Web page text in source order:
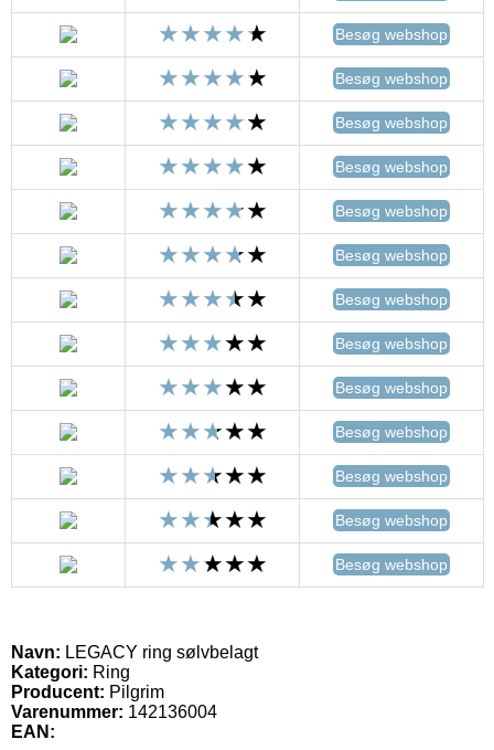
Besøg webshop
Besøg webshop
Besøg webshop
Besøg webshop
Besøg webshop
Besøg webshop
Besøg webshop
Besøg webshop
Besøg webshop
Besøg webshop
Besøg webshop
Besøg webshop
Besøg webshop
Navn: LEGACY ring sølvbelagt
Kategori: Ring
Producent: Pilgrim
Varenummer: 142136004
EAN: